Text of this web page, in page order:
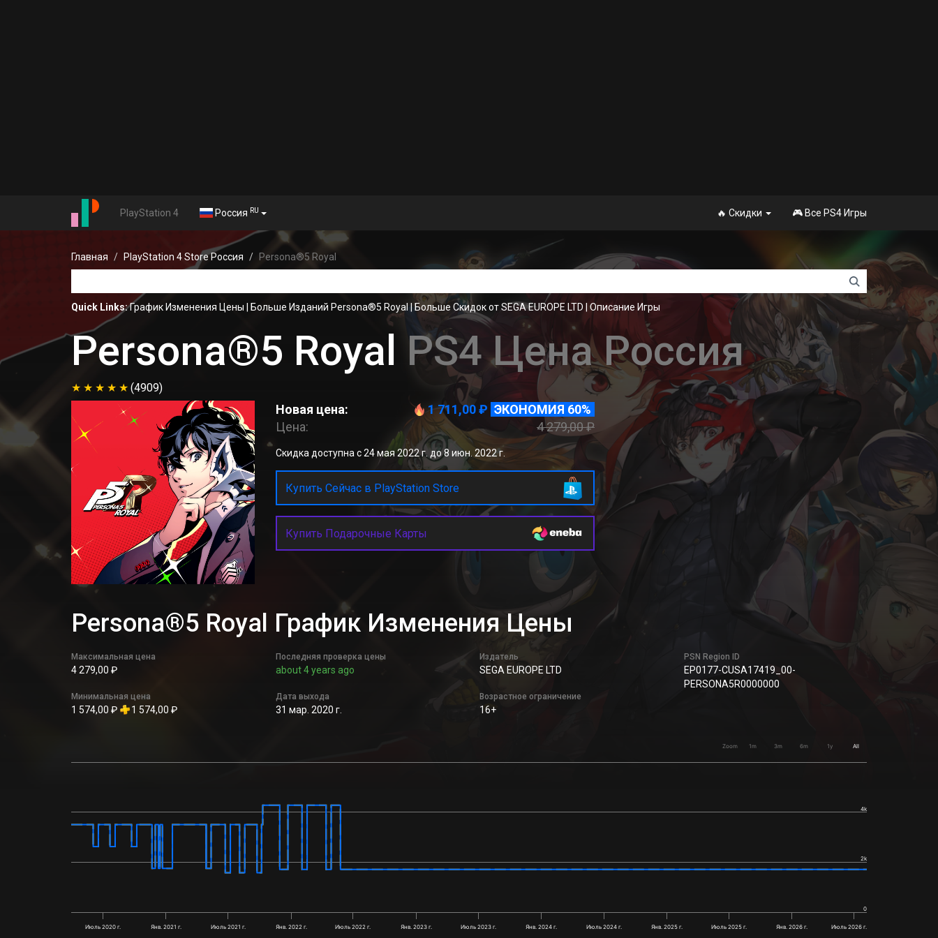
PlayStation 4 Россия RU 🔥 Скидки 🎮 Все PS4 Игры
Главная PlayStation 4 Store Россия Persona®5 Royal
Quick Links:График Изменения Цены Больше Изданий Persona®5 Royal Больше Скидок от SEGA EUROPE LTD Описание Игры
Persona®5 Royal PS4 Цена Россия
(4909)
Новая цена: 1 711,00 ₽ ЭКОНОМИЯ 60%
Цена:
4 279,00 ₽
Скидка доступна с 24 мая 2022 г. до 8 июн. 2022 г.
Купить Сейчас в PlayStation Store
Купить Подарочные Карты
Persona®5 Royal График Изменения Цены
Максимальная цена
4 279,00 ₽
Минимальная цена
1 574,00 ₽ 1 574,00 ₽
Последняя проверка цены
about 4 years ago
Дата выхода
31 мар. 2020 г.
Издатель
SEGA EUROPE LTD
Возрастное ограничение
16+
PSN Region ID
EP0177-CUSA17419_00-
PERSONA5R0000000
Zoom 1m 3m 6m 1y All
Июль 2020 г. Янв. 2021 г. Июль 2021 г. Янв. 2022 г. Июль 2022 г. Янв. 2023 г. Июль 2023 г. Янв. 2024 г. Июль 2024 г. Янв. 2025 г. Июль 2025 г. Янв. 2026 г. Июль 2026 г.
0
2k
4k